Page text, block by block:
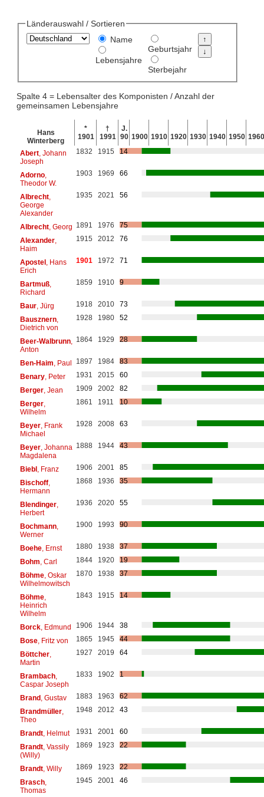
Länderauswahl / Sortieren
Name
Lebensjahre
Geburtsjahr
Sterbejahr
Spalte 4 = Lebensalter des Komponisten / Anzahl der
gemeinsamen Lebensjahre
Hans
Winterberg
*
1901
†
1991
J.
90 1900 1910 1920 1930 1940 1950 1960
Abert, Johann
Joseph
1832 1915 14
Adorno,
Theodor W.
1903 1969 66
Albrecht,
George
Alexander
1935 2021 56
Albrecht, Georg 1891 1976
75
Alexander,
Haim
1915 2012 76
Apostel, Hans
Erich
1901 1972 71
Bartmuß,
Richard
1859 1910 9
Baur, Jürg 1918 2010
73
Bausznern,
Dietrich von
1928 1980 52
Beer-Walbrunn,
Anton
1864 1929 28
Ben-Haim , Paul 1897 1984
83
Benary, Peter 1931 2015
60
Berger, Jean 1909 2002
82
Berger,
Wilhelm
1861 1911 10
Beyer, Frank
Michael
1928 2008 63
Beyer, Johanna
Magdalena
1888 1944 43
Biebl, Franz 1906 2001
85
Bischoff,
Hermann
1868 1936 35
Blendinger,
Herbert
1936 2020 55
Bochmann,
Werner
1900 1993 90
Boehe, Ernst 1880 1938
37
Bohm , Carl 1844 1920
19
Böhme, Oskar
Wilhelmowitsch
1870 1938 37
Böhme,
Heinrich
Wilhelm
1843 1915 14
Borck, Edmund 1906 1944
38
Bose, Fritz von 1865 1945
44
Böttcher,
Martin
1927 2019 64
Brambach,
Caspar Joseph
1833 1902 1
Brand, Gustav 1883 1963
62
Brandmüller,
Theo
1948 2012 43
Brandt, Helmut 1931 2001
60
Brandt, Vassily
(Willy)
1869 1923 22
Brandt, Willy 1869 1923
22
Brasch,
Thomas
1945 2001 46